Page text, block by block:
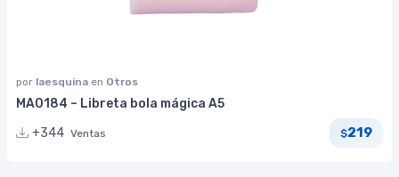
por laesquina en Otros
MA0184 – Libreta bola mágica A5
+344 Ventas $219